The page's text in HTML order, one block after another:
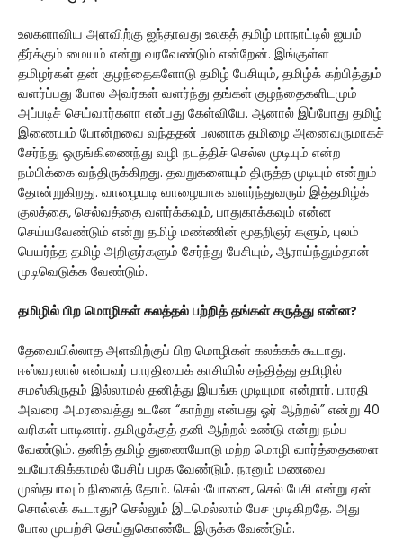
உலகளாவிய அளவிற்கு ஐந்தாவது உலகத் தமிழ் மாநாட்டில் ஐயம்
தீர்க்கும் மையம் என்று வரவேண்டும் என்றேன். இங்குள்ள
தமிழர்கள் தன் குழந்தைகளோடு தமிழ் பேசியும், தமிழ்க் கற்பித்தும்
வளர்ப்பது போல அவர்கள் வளர்ந்து தங்கள் குழந்தைகளிடமும்
அப்படிச் செய்வார்களா என்பது கேள்வியே. ஆனால் இப்போது தமிழ்
இணையம் போன்றவை வந்ததன் பலனாக தமிழை அனைவருமாகச்
சேர்ந்து ஒருங்கிணைந்து வழி நடத்திச் செல்ல முடியும் என்ற
நம்பிக்கை வந்திருக்கிறது. தவறுகளையும் திருத்த முடியும் என்றும்
தோன்றுகிறது. வாழையடி வாழையாக வளர்ந்துவரும் இத்தமிழ்க்
குலத்தை, செல்வத்தை வளர்க்கவும், பாதுகாக்கவும் என்ன
செய்யவேண்டும் என்று தமிழ் மண்ணின் மூதறிஞர் களும், புலம்
பெயர்ந்த தமிழ் அறிஞர்களும் சேர்ந்து பேசியும், ஆராய்ந்தும்தான்
முடிவெடுக்க வேண்டும்.
தமிழில் பிற மொழிகள் கலத்தல் பற்றித் தங்கள் கருத்து என்ன?
தேவையில்லாத அளவிற்குப் பிற மொழிகள் கலக்கக் கூடாது.
ஈஸ்வரலால் என்பவர் பாரதியைக் காசியில் சந்தித்து தமிழில்
சமஸ்கிருதம் இல்லாமல் தனித்து இயங்க முடியுமா என்றார். பாரதி
அவரை அமரவைத்து உடனே “காற்று என்பது ஓர் ஆற்றல்” என்று 40
வரிகள் பாடினார். தமிழுக்குத் தனி ஆற்றல் உண்டு என்று நம்ப
வேண்டும். தனித் தமிழ் துணையோடு மற்ற மொழி வார்த்தைகளை
உபயோகிக்காமல் பேசிப் பழக வேண்டும். நானும் மணவை
முஸ்தபாவும் நினைத் தோம். செல் ·போனை, செல் பேசி என்று ஏன்
சொல்லக் கூடாது? செல்லும் இடமெல்லாம் பேச முடிகிறதே. அது
போல முயற்சி செய்துகொண்டே இருக்க வேண்டும்.